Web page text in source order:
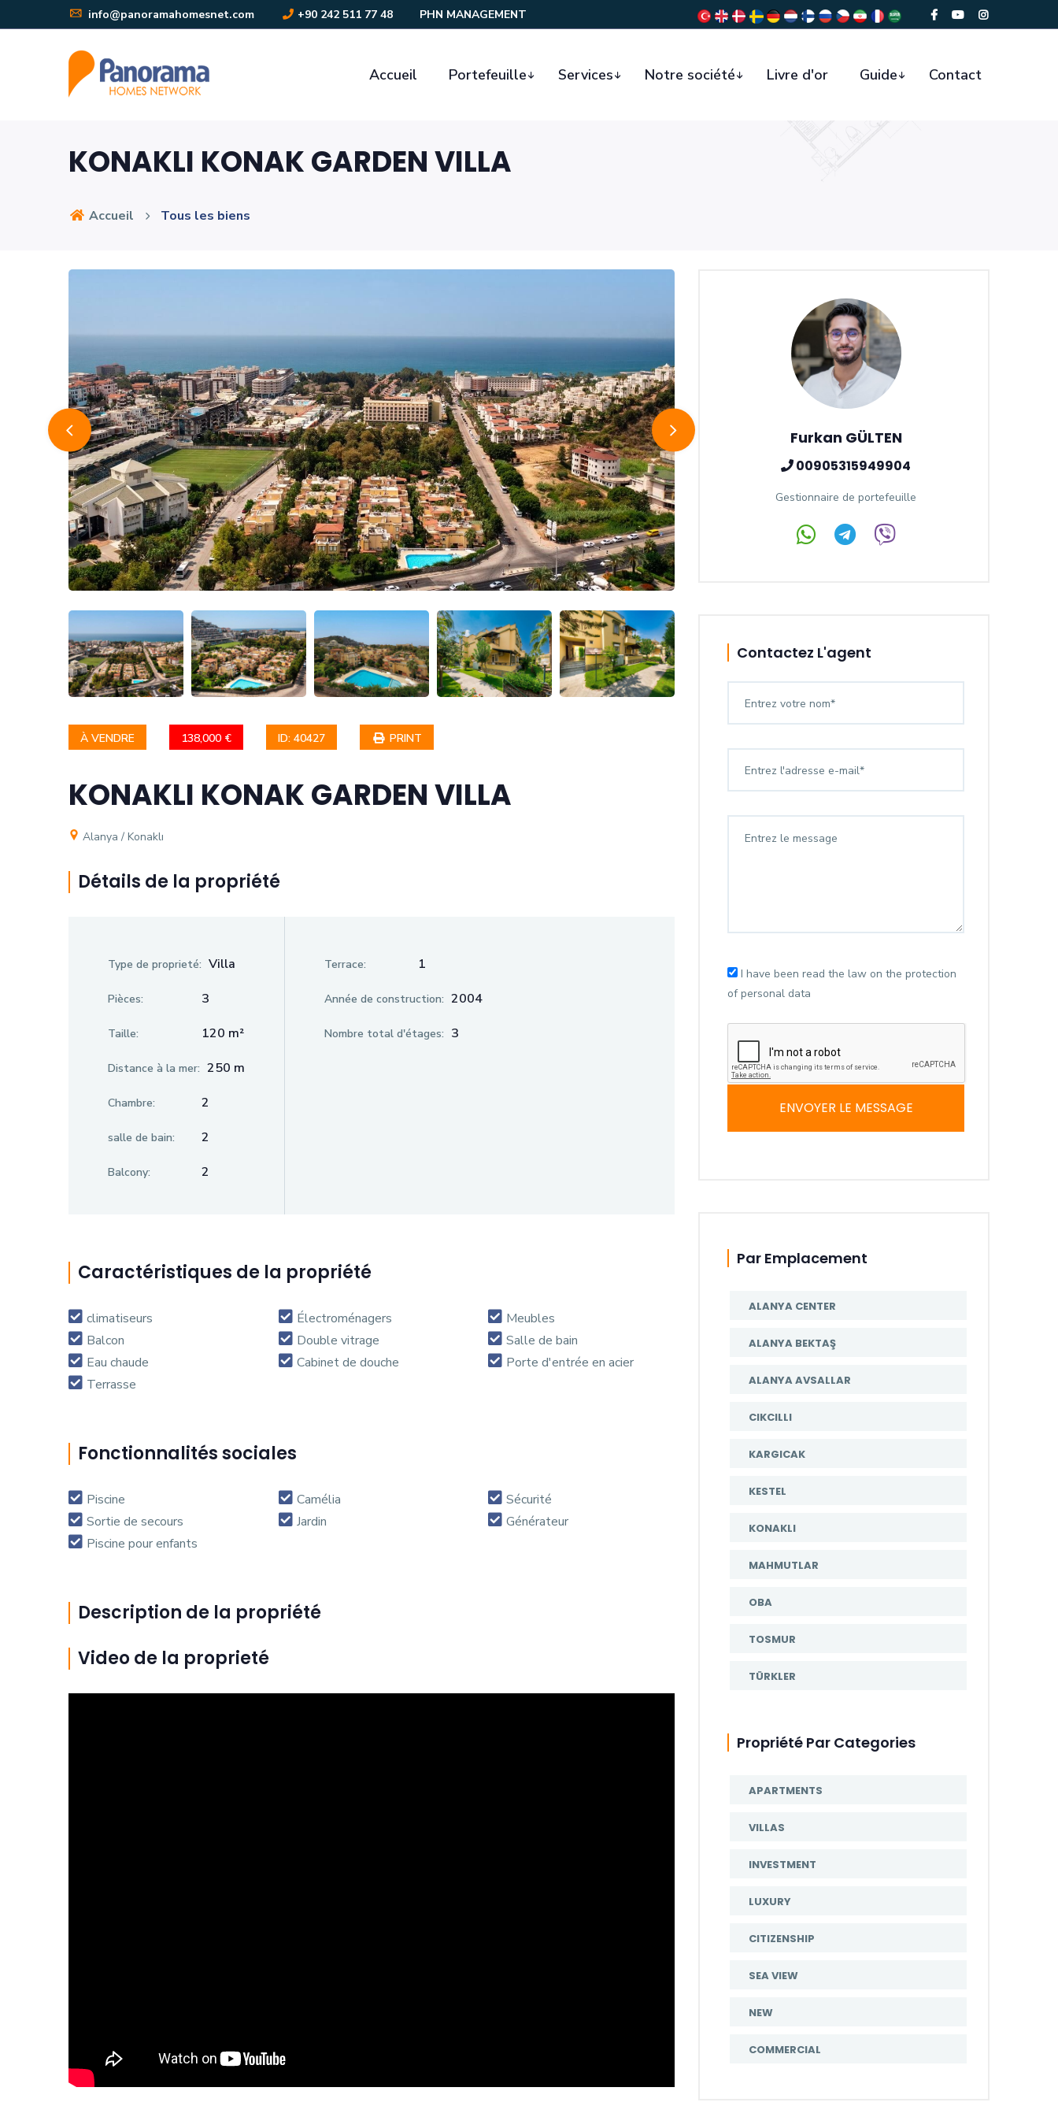
info@panoramahomesnet.com +90 242 511 77 48 PHN MANAGEMENT
Accueil Portefeuille Services Notre société Livre d'or Guide Contact
KONAKLI KONAK GARDEN VILLA
Accueil Tous les biens
À VENDRE 138,000 € ID: 40427 PRINT
KONAKLI KONAK GARDEN VILLA
Alanya / Konaklı
Détails de la propriété
Type de proprieté: Villa
Pièces: 3
Taille: 120 m²
Distance à la mer: 250 m
Chambre: 2
salle de bain: 2
Balcony: 2
Terrace: 1
Année de construction: 2004
Nombre total d'étages: 3
Caractéristiques de la propriété
climatiseurs Électroménagers
Meubles
Balcon
Double vitrage
Salle de bain
Eau chaude
Cabinet de douche
Porte d'entrée en acier
Terrasse
Fonctionnalités sociales
Piscine Camélia
Sécurité
Sortie de secours
Jardin
Générateur
Piscine pour enfants
Description de la propriété
Video de la proprieté
Furkan GÜLTEN
00905315949904
Gestionnaire de portefeuille
Contactez L'agent
I have been read the law on the protection
of personal data
ENVOYER LE MESSAGE
Par Emplacement
ALANYA CENTER
ALANYA BEKTAŞ
ALANYA AVSALLAR
CIKCILLI
KARGICAK
KESTEL
KONAKLI
MAHMUTLAR
OBA
TOSMUR
TÜRKLER
Propriété Par Categories
APARTMENTS
VILLAS
INVESTMENT
LUXURY
CITIZENSHIP
SEA VIEW
NEW
COMMERCIAL